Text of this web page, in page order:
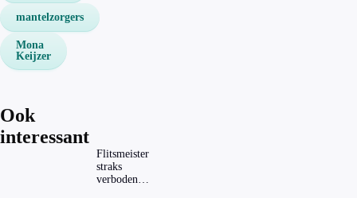
mantelzorgers
Mona
Keijzer
Ook
interessant
Flitsmeister
straks
verboden?